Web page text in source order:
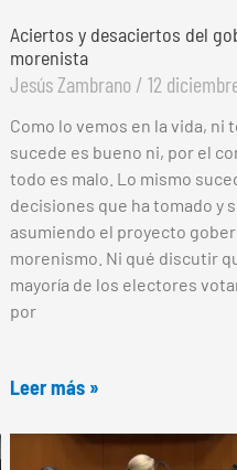
Aciertos y desaciertos del
morenista
Jesús Zambrano 12
Como lo vemos en la vida, ni
sucede es bueno ni, por el
todo es malo. Lo mismo
decisiones que ha tomado y
asumiendo el proyecto
morenismo. Ni qué discutir
mayoría de los electores
por
Leer más »